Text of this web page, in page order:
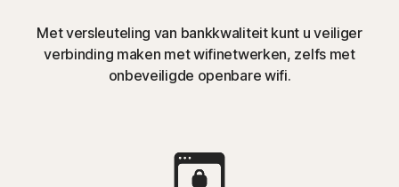
Met versleuteling van bankkwaliteit kunt u veiliger
verbinding maken met wifinetwerken, zelfs met
onbeveiligde openbare wifi.